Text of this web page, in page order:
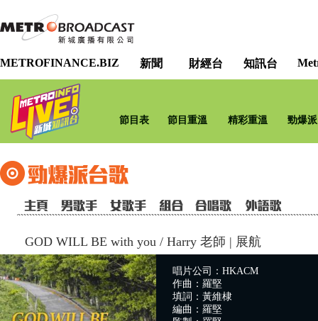
METROFINANCE.BIZ 新聞 財經台 知訊台
節目表 節目重溫 精彩重溫 勁爆
GOD WILL BE with you / Harry 老師 | 展航
唱片公司：HKACM
作曲：羅堅
填詞：黃維棣
編曲：羅堅